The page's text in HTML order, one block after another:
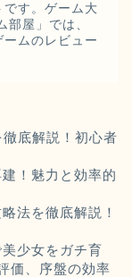
です。ゲーム大
屋」では、
ムのレビュー
徹底解説！初心者
！魅力と効率的
法を徹底解説！
少女をガチ育
価、序盤の効率